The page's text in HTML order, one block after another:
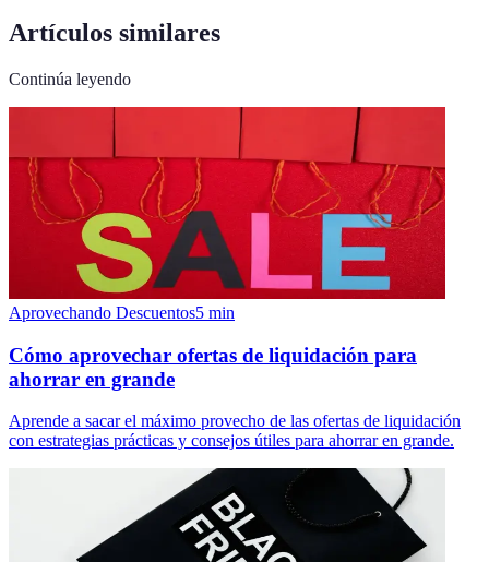
Artículos similares
Continúa leyendo
Aprovechando Descuentos5 min
Cómo aprovechar ofertas de liquidación para
ahorrar en grande
Aprende a sacar el máximo provecho de las ofertas de liquidación
con estrategias prácticas y consejos útiles para ahorrar en grande.